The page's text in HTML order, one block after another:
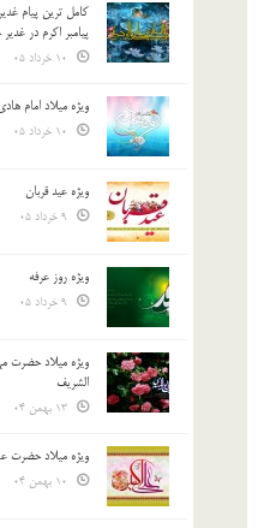
کامل ترین پیام
پیامبر اکرم در
ویژه میلاد امام
ویژه عید قربان
ویژه روز عرفه
ویژه میلاد حضرت
الشريف
ویژه میلاد حضرت